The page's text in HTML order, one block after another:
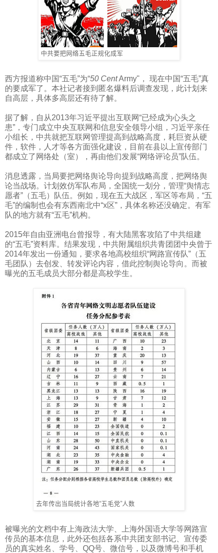
中共要把网络五毛正规化成军
西方报道称中国“五毛”为“50 CentArmy" ，
现在中国“五毛”真
的要成军了。本社记者接到匿名爆料后调查发现，此计划来
自高层，具体多高层还有待了解。
据了解，自从2013年习近平提出互联网“已经成为心头之
患”，专门成立中央互联网和信息安全领导小组，习近平亲任
小组长，中共就把互联网管理提高到战略高度，耗巨资从硬
件，软件，人才等各方面强化建设，目前在县以上宣传部门
都成立了网络处（室），再由他们发展“网络评论员”队伍。
消息透露，当局要把网络舆论导向提到战略高度，把网络舆
论当战场。计划效仿军队布局，全国统一划分，管理“舆情志
愿者”（五毛）队伍。例如，现在五大战区，军区等布局，“五
毛”的编制也会有东西南北中“x区”，具体名称还没确定。有军
队的地方就有“五毛”机构。
2015年自由亚洲电台曾报导，有大陆黑客攻陷了中共组建
的“五毛”资料库。结果发现，中共附属组织共青团团中央曾于
2014年发出一份通知，要求各地高校组织“网路宣传队”（五
毛团队）去创发、转发评论内容，借此控制舆论导向。而被
曝光的五毛成员大部分都是高校学生。
去年传出当局统计各地“五毛党”人数
被曝光的文档中有上海政法大学、上海外国语大学等网路宣
传员的基本信息，此外还包括各系中共团支部书记、宣传委
员的真实姓名、学号、 QQ号、微信号，以及微博号和手机